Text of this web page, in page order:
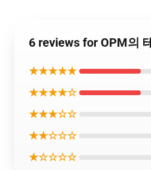
6 reviews for OPM의
★★★★★
★★★★☆
★★★☆☆
★★☆☆☆
★☆☆☆☆